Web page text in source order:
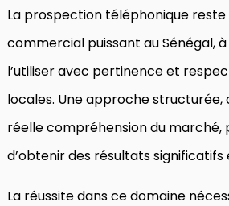
La prospection téléphonique reste
commercial puissant au Sénégal,
l’utiliser avec pertinence et
locales. Une approche structurée,
réelle compréhension du
d’obtenir des résultats significatifs
La réussite dans ce domaine